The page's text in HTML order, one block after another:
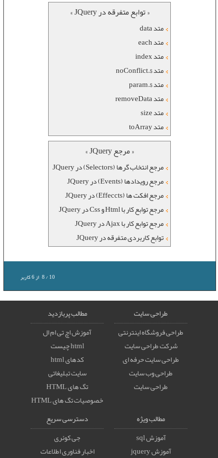
« توابع متفرقه در JQuery »
متد data
متد each
متد index
متد $.noConflict
متد $.param
متد removeData
متد size
متد toArray
« مرجع JQuery »
مرجع انتخاب گرها (Selectors) در JQuery
مرجع رویدادها (Events) در JQuery
مرجع افکت ها (Effeccts) در JQuery
مرجع توابع کار با Html و Css در JQuery
مرجع توابع کار با Ajax در JQuery
توابع کاربردی متفرقه در JQuery
8/10 از6کاربر
طراحی سایت
طراحی فروشگاه اینترنتی
شرکت طراحی سایت
طراحی سایت حرفه ای
طراحی وب سایت
طراحی سایت
مطالب پربازدید
آموزش اچ تی ام ال
html چیست
کدهای html
سایت تبلیغاتی
تگ های HTML
خصوصيات تگ های HTML
مطالب ویژه
آموزش sql
آموزش jquery
دسترسی سریع
جی کوئری
اخبار فناوری اطلاعات